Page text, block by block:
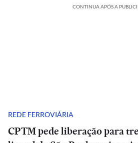
CONTINUA APÓS A
REDE FERROVIÁRIA
CPTM pede liberação para